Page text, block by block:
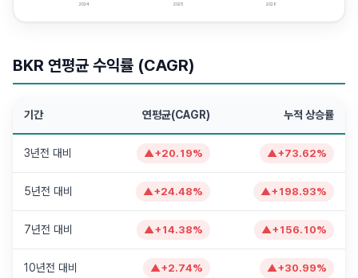
2024 2025 2026
BKR 연평균 수익률 (CAGR)
기간 연평균(CAGR) 누적 상승률
3년전 대비 ▲+20.19% ▲+73.62%
5년전 대비 ▲+24.48% ▲+ 198.93%
7년전 대비 ▲+ 14.38% ▲+ 156.10%
10년전 대비 ▲+2.74% ▲+30.99%